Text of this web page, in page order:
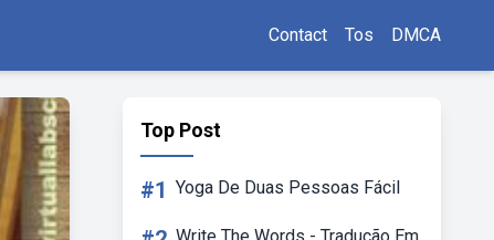
Contact Tos DMCA
Top Post
#1 Yoga De Duas Pessoas Fácil